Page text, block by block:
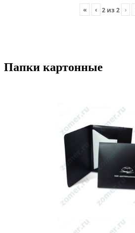
« ‹ 2 из 2 ›
Папки картонные